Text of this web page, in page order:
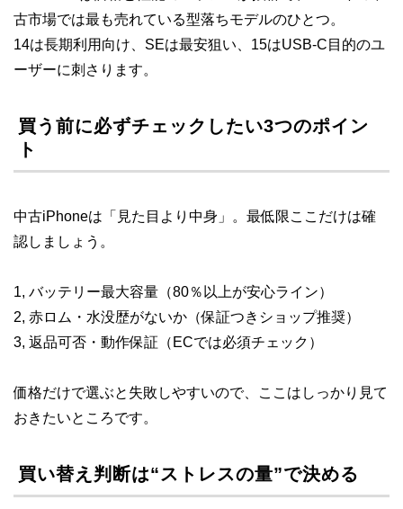
古市場では最も売れている型落ちモデルのひとつ。
14は長期利用向け、SEは最安狙い、15はUSB-C目的のユ
ーザーに刺さります。
買う前に必ずチェックしたい3つのポイン
ト
中古iPhoneは「見た目より中身」。最低限ここだけは確
認しましょう。
1, バッテリー最大容量（80％以上が安心ライン）
2, 赤ロム・水没歴がないか（保証つきショップ推奨）
3, 返品可否・動作保証（ECでは必須チェック）
価格だけで選ぶと失敗しやすいので、ここはしっかり見て
おきたいところです。
買い替え判断は“ストレスの量”で決める